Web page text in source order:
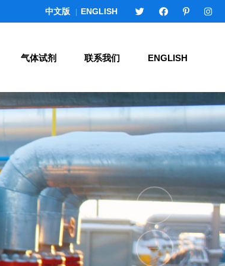
中文版 | ENGLISH
气体试剂 联系我们 ENGLISH